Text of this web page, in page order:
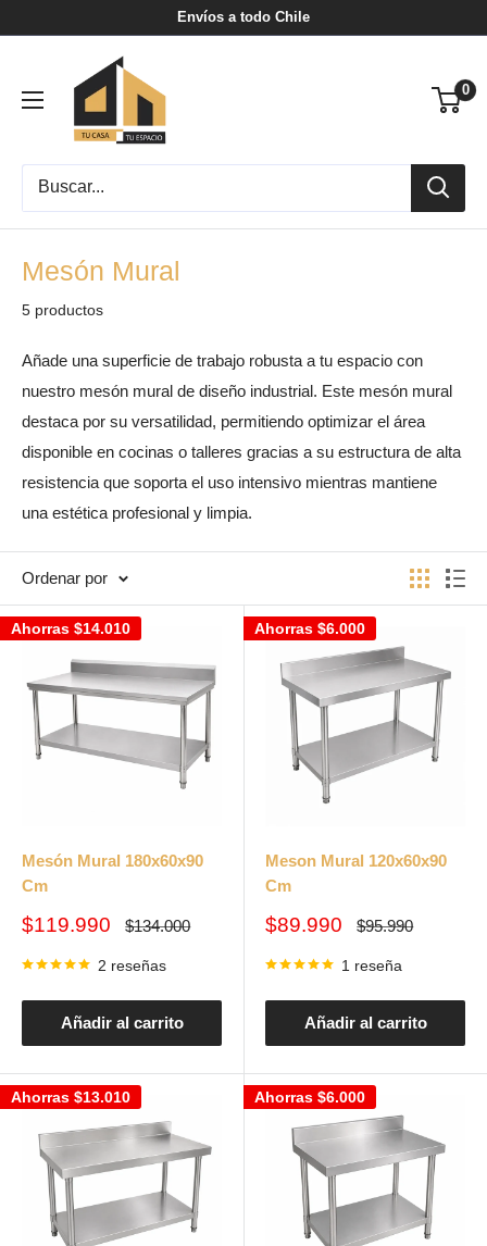
contenido
Envíos a todo Chile
Casa
Tu
0
Mesón Mural
5 productos
Añade una superficie de trabajo robusta a tu espacio con
nuestro mesón mural de diseño industrial. Este mesón mural
destaca por su versatilidad, permitiendo optimizar el área
disponible en cocinas o talleres gracias a su estructura de alta
resistencia que soporta el uso intensivo mientras mantiene
una estética profesional y limpia.
Ordenar por
Ahorras $14.010
Mesón Mural 180x60x90
Cm
Precio
venta
$119.990
Precio
$134.000
2 reseñas
Añadir al carrito
Ahorras $6.000
Meson Mural 120x60x90
Cm
Precio
venta
$89.990
Precio
$95.990
1 reseña
Añadir al carrito
Ahorras $13.010 Ahorras $6.000